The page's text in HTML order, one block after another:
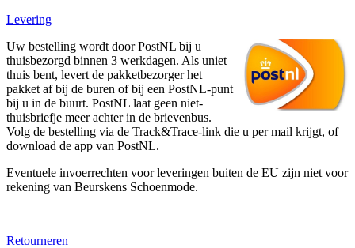
Levering
Uw bestelling wordt door PostNL bij u
thuisbezorgd binnen 3 werkdagen. Als uniet
thuis bent, levert de pakketbezorger het
pakket af bij de buren of bij een PostNL-punt
bij u in de buurt. PostNL laat geen niet-
thuisbriefje meer achter in de brievenbus.
Volg de bestelling via de Track&Trace-link die u per mail krijgt, of
download de app van PostNL.
Eventuele invoerrechten voor leveringen buiten de EU zijn niet voor
rekening van Beurskens Schoenmode.
Retourneren